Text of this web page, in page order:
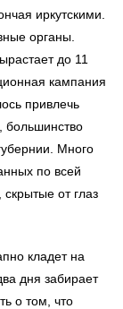
иркутскими.
органы.
до 11
кампания
привлечь
большинство
Много
по всей
от глаз
кладет на
дня забирает
о том, что